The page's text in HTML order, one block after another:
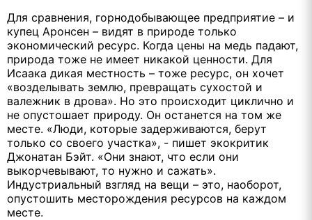
Для сравнения, горнодобывающее предприятие – и
купец Аронсен – видят в природе только
экономический ресурс. Когда цены на медь падают,
природа тоже не имеет никакой ценности. Для
Исаака дикая местность – тоже ресурс, он хочет
«возделывать землю, превращать сухостой и
валежник в дрова». Но это происходит циклично и
не опустошает природу. Он останется на том же
месте. «Люди, которые задерживаются, берут
только со своего участка», - пишет экокритик
Джонатан Бэйт. «Они знают, что если они
выкорчевывают, то нужно и сажать».
Индустриальный взгляд на вещи – это, наоборот,
опустошить месторождения ресурсов на каждом
месте.